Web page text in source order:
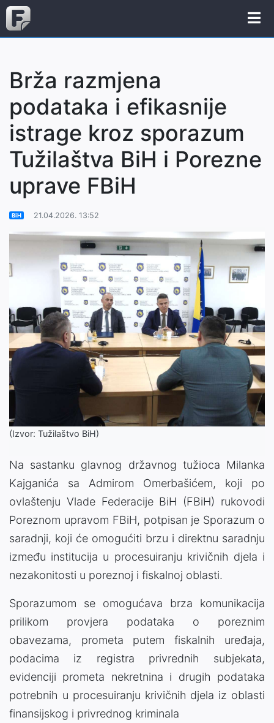
Brža razmjena
podataka i efikasnije
istrage kroz sporazum
Tužilaštva BiH i Porezne
uprave FBiH
BiH 21.04.2026. 13:52
(Izvor: Tužilaštvo BiH)
Na sastanku glavnog državnog tužioca Milanka
Kajganića sa Admirom Omerbašićem, koji po
ovlaštenju Vlade Federacije BiH (FBiH) rukovodi
Poreznom upravom FBiH, potpisan je Sporazum o
saradnji, koji će omogućiti brzu i direktnu saradnju
između institucija u procesuiranju krivičnih djela i
nezakonitosti u poreznoj i fiskalnoj oblasti.
Sporazumom se omogućava brza komunikacija
prilikom provjera podataka o poreznim
obavezama, prometa putem fiskalnih uređaja,
podacima iz registra privrednih subjekata,
evidenciji prometa nekretnina i drugih podataka
potrebnih u procesuiranju krivičnih djela iz oblasti
finansijskog i privrednog kriminala